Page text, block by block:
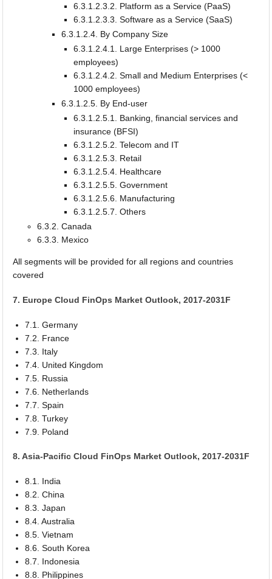
6.3.1.2.3.2. Platform as a Service (PaaS)
6.3.1.2.3.3. Software as a Service (SaaS)
6.3.1.2.4. By Company Size
6.3.1.2.4.1. Large Enterprises (> 1000
employees)
6.3.1.2.4.2. Small and Medium Enterprises (<
1000 employees)
6.3.1.2.5. By End-user
6.3.1.2.5.1. Banking, financial services and
insurance (BFSI)
6.3.1.2.5.2. Telecom and IT
6.3.1.2.5.3. Retail
6.3.1.2.5.4. Healthcare
6.3.1.2.5.5. Government
6.3.1.2.5.6. Manufacturing
6.3.1.2.5.7. Others
6.3.2. Canada
6.3.3. Mexico
All segments will be provided for all regions and countries
covered
7. Europe Cloud FinOps Market Outlook, 2017-2031F
7.1. Germany
7.2. France
7.3. Italy
7.4. United Kingdom
7.5. Russia
7.6. Netherlands
7.7. Spain
7.8. Turkey
7.9. Poland
8. Asia-Pacific Cloud FinOps Market Outlook, 2017-2031F
8.1. India
8.2. China
8.3. Japan
8.4. Australia
8.5. Vietnam
8.6. South Korea
8.7. Indonesia
8.8. Philippines